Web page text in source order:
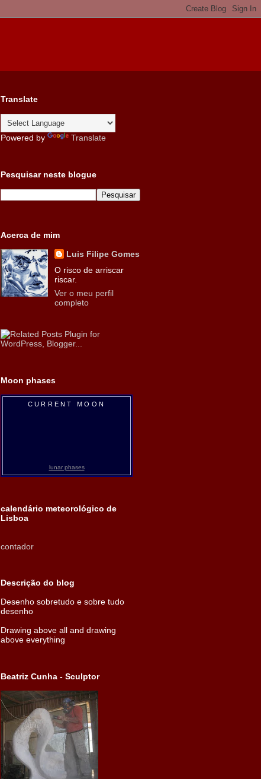
Translate
Powered by Translate
Pesquisar neste blogue
Acerca de mim
Luis Filipe Gomes
O risco de arriscar
riscar.
Ver o meu perfil
completo
Moon phases
CURRENT MOON
lunar phases
calendário meteorológico de
Lisboa
contador
Descrição do blog
Desenho sobretudo e sobre tudo
desenho
Drawing above all and drawing
above everything
Beatriz Cunha - Sculptor